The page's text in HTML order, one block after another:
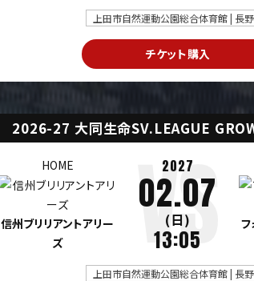
上田市自然運動公園総合体育館 | 長
チケット購入
2026-27 大同生命SV.LEAGUE
HOME
信州ブリリアントアリー
ズ
2027
02.07
(日)
13:05
上田市自然運動公園総合体育館 | 長